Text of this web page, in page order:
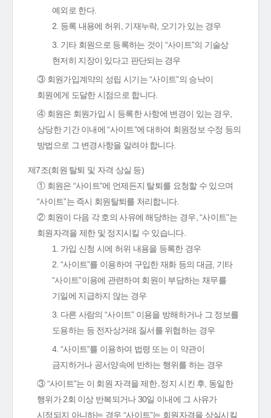
예외로 한다.
2. 등록 내용에 허위, 기재누락, 오기가 있는 경우
3. 기타 회원으로 등록하는 것이 “사이트”의 기술상
현저히 지장이 있다고 판단되는 경우
③ 회원가입계약의 성립 시기는 “사이트”의 승낙이
회원에게 도달한 시점으로 합니다.
④ 회원은 회원가입 시 등록한 사항에 변경이 있는 경우,
상당한 기간 이내에 “사이트”에 대하여 회원정보 수정 등의
방법으로 그 변경사항을 알려야 합니다.
제7조(회원 탈퇴 및 자격 상실 등)
① 회원은 “사이트”에 언제든지 탈퇴를 요청할 수 있으며
“사이트”는 즉시 회원탈퇴를 처리합니다.
② 회원이 다음 각 호의 사유에 해당하는 경우, “사이트”는
회원자격을 제한 및 정지시킬 수 있습니다.
1. 가입 신청 시에 허위 내용을 등록한 경우
2. “사이트”를 이용하여 구입한 재화 등의 대금, 기타
“사이트”이용에 관련하여 회원이 부담하는 채무를
기일에 지급하지 않는 경우
3. 다른 사람의 “사이트” 이용을 방해하거나 그 정보를
도용하는 등 전자상거래 질서를 위협하는 경우
4. “사이트”를 이용하여 법령 또는 이 약관이
금지하거나 공서양속에 반하는 행위를 하는 경우
③ “사이트”는 이 회원 자격을 제한․정지 시킨 후, 동일한
행위가 2회 이상 반복되거나 30일 이내에 그 사유가
시정되지 아니하는 경우 “사이트”는 회원자격을 상실시킬